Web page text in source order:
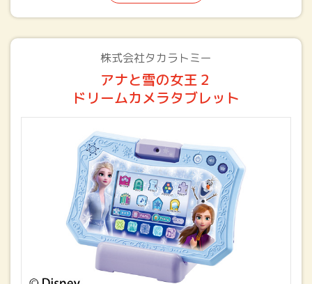
株式会社タカラトミー
アナと雪の女王２
ドリームカメラタブレット